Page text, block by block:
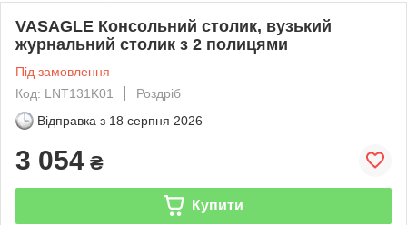
VASAGLE Консольний столик, вузький
журнальний столик з 2 полицями
Під замовлення
Код: LNT131K01
Роздріб
Відправка з 18 серпня 2026
3 054 ₴
Купити